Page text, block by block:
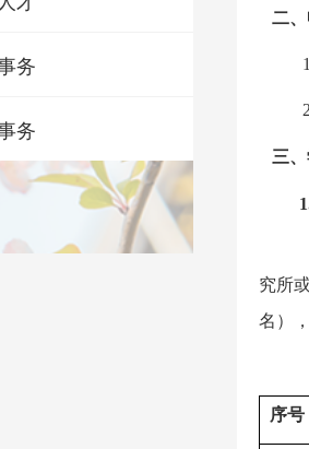
务
务
二、
三、
究所
名），
序号